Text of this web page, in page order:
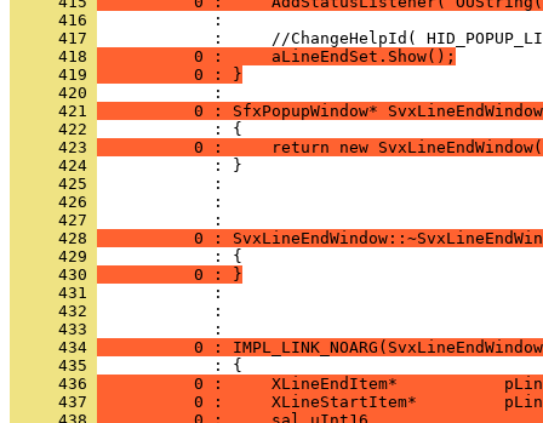
     416
     417
     418
          0 :     aLineEndSet.Show();
     419
          0 : }
     420
     421
0 : SfxPopupWindow*
     422
     423
0 :     return new
     424
     425
     426
            :
     427
     428
0 :
     429
     430
          0 : }
     431
     432
            :
     433
     434
0 :
     435
     436
0 :     XLineEndItem*
     437
0 :     XLineStartItem*